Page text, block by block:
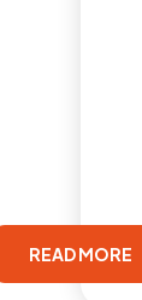
READ MORE